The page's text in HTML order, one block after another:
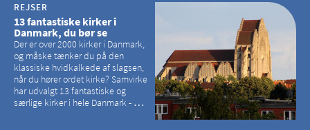
REJSER
13 fantastiske kirker i
Danmark, du bør se
Der er over 2000 kirker i Danmark,
og måske tænker du på den
klassiske hvidkalkede af slagsen,
når du hører ordet kirke? Samvirke
har udvalgt 13 fantastiske og
særlige kirker i hele Danmark - og